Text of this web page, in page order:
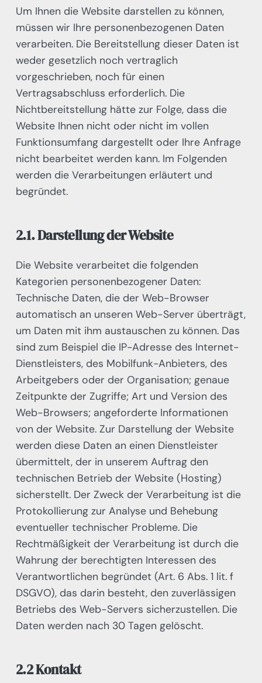
Um Ihnen die Website darstellen zu können,
müssen wir Ihre personenbezogenen Daten
verarbeiten. Die Bereitstellung dieser Daten ist
weder gesetzlich noch vertraglich
vorgeschrieben, noch für einen
Vertragsabschluss erforderlich. Die
Nichtbereitstellung hätte zur Folge, dass die
Website Ihnen nicht oder nicht im vollen
Funktionsumfang dargestellt oder Ihre Anfrage
nicht bearbeitet werden kann. Im Folgenden
werden die Verarbeitungen erläutert und
begründet.
2.1. Darstellung der Website
Die Website verarbeitet die folgenden
Kategorien personenbezogener Daten:
Technische Daten, die der Web-Browser
automatisch an unseren Web-Server überträgt,
um Daten mit ihm austauschen zu können. Das
sind zum Beispiel die IP-Adresse des Internet-
Dienstleisters, des Mobilfunk-Anbieters, des
Arbeitgebers oder der Organisation; genaue
Zeitpunkte der Zugriffe; Art und Version des
Web-Browsers; angeforderte Informationen
von der Website. Zur Darstellung der Website
werden diese Daten an einen Dienstleister
übermittelt, der in unserem Auftrag den
technischen Betrieb der Website (Hosting)
sicherstellt. Der Zweck der Verarbeitung ist die
Protokollierung zur Analyse und Behebung
eventueller technischer Probleme. Die
Rechtmäßigkeit der Verarbeitung ist durch die
Wahrung der berechtigten Interessen des
Verantwortlichen begründet (Art. 6 Abs. 1 lit. f
DSGVO), das darin besteht, den zuverlässigen
Betriebs des Web-Servers sicherzustellen. Die
Daten werden nach 30 Tagen gelöscht.
2.2 Kontakt